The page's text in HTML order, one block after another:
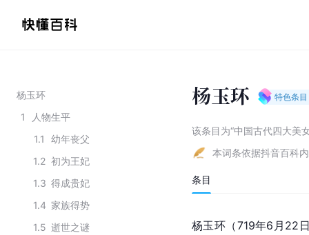
杨玉环
1
人物生平
1.1
幼年丧父
1.2 初为王妃
1.3 得成贵妃
1.4 家族得势
1.5 逝世之谜
杨玉环 特色条目
该条目为“中国古代四大美
本词条依据抖音百科
条目
杨玉环（719年6月22